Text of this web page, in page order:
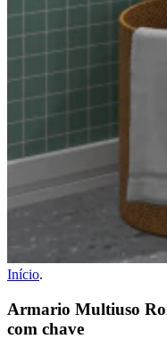
Início.
Armario Multiuso
com chave